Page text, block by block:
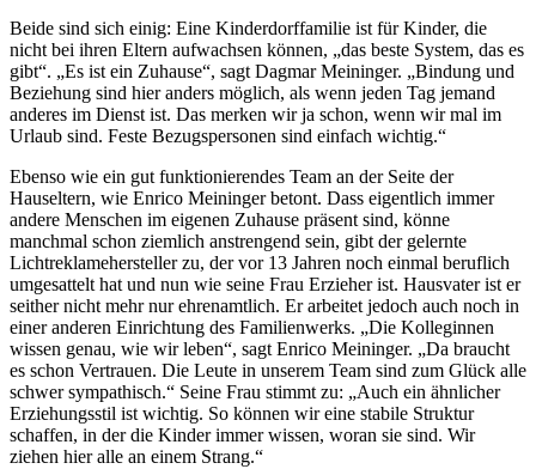
Beide sind sich einig: Eine Kinderdorffamilie ist für Kinder, die
nicht bei ihren Eltern aufwachsen können, „das beste System, das es
gibt“. „Es ist ein Zuhause“, sagt Dagmar Meininger. „Bindung und
Beziehung sind hier anders möglich, als wenn jeden Tag jemand
anderes im Dienst ist. Das merken wir ja schon, wenn wir mal im
Urlaub sind. Feste Bezugspersonen sind einfach wichtig.“
Ebenso wie ein gut funktionierendes Team an der Seite der
Hauseltern, wie Enrico Meininger betont. Dass eigentlich immer
andere Menschen im eigenen Zuhause präsent sind, könne
manchmal schon ziemlich anstrengend sein, gibt der gelernte
Lichtreklamehersteller zu, der vor 13 Jahren noch einmal beruflich
umgesattelt hat und nun wie seine Frau Erzieher ist. Hausvater ist er
seither nicht mehr nur ehrenamtlich. Er arbeitet jedoch auch noch in
einer anderen Einrichtung des Familienwerks. „Die Kolleginnen
wissen genau, wie wir leben“, sagt Enrico Meininger. „Da braucht
es schon Vertrauen. Die Leute in unserem Team sind zum Glück alle
schwer sympathisch.“ Seine Frau stimmt zu: „Auch ein ähnlicher
Erziehungsstil ist wichtig. So können wir eine stabile Struktur
schaffen, in der die Kinder immer wissen, woran sie sind. Wir
ziehen hier alle an einem Strang.“